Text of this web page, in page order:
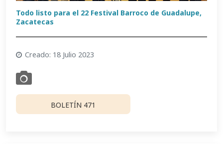
Todo listo para el 22 Festival Barroco de Guadalupe,
Zacatecas
Creado: 18 Julio 2023
BOLETÍN 471